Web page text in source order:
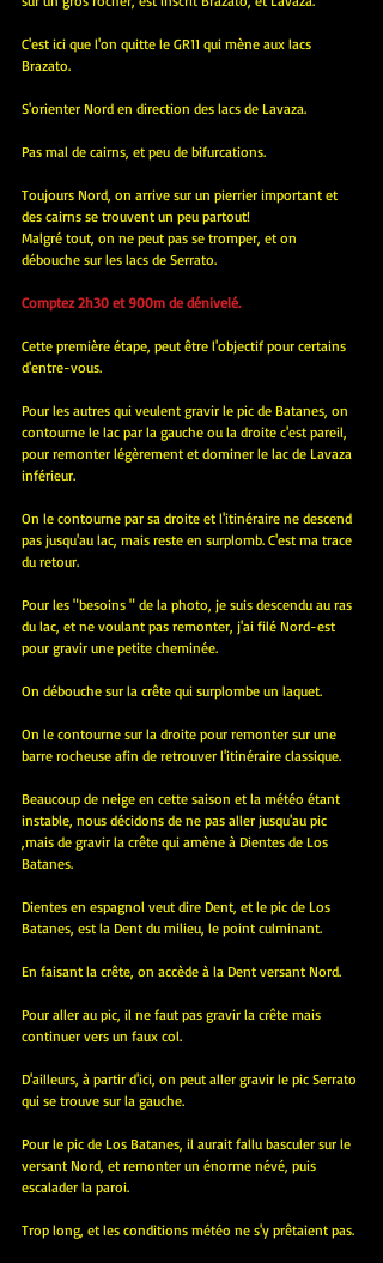
C'est ici que l'on quitte le GR11 qui mène aux lacs
Brazato.
S'orienter Nord en direction des lacs de Lavaza.
Pas mal de cairns, et peu de bifurcations.
Toujours Nord, on arrive sur un pierrier important et
des cairns se trouvent un peu partout!
Malgré tout, on ne peut pas se tromper, et on
débouche sur les lacs de Serrato.
Comptez 2h30 et 900m de dénivelé.
Cette première étape, peut être l'objectif pour certains
d'entre-vous.
Pour les autres qui veulent gravir le pic de Batanes, on
contourne le lac par la gauche ou la droite c'est pareil,
pour remonter légèrement et dominer le lac de Lavaza
inférieur.
On le contourne par sa droite et l'itinéraire ne descend
pas jusqu'au lac, mais reste en surplomb. C'est ma trace
du retour.
Pour les "besoins " de la photo, je suis descendu au ras
du lac, et ne voulant pas remonter, j'ai filé Nord-est
pour gravir une petite cheminée.
On débouche sur la crête qui surplombe un laquet.
On le contourne sur la droite pour remonter sur une
barre rocheuse afin de retrouver l'itinéraire classique.
Beaucoup de neige en cette saison et la météo étant
instable, nous décidons de ne pas aller jusqu'au pic
,mais de gravir la crête qui amène à Dientes de Los
Batanes.
Dientes en espagnol veut dire Dent, et le pic de Los
Batanes, est la Dent du milieu, le point culminant.
En faisant la crête, on accède à la Dent versant Nord.
Pour aller au pic, il ne faut pas gravir la crête mais
continuer vers un faux col.
D'ailleurs, à partir d'ici, on peut aller gravir le pic Serrato
qui se trouve sur la gauche.
Pour le pic de Los Batanes, il aurait fallu basculer sur le
versant Nord, et remonter un énorme névé, puis
escalader la paroi.
Trop long, et les conditions météo ne s'y prêtaient pas.